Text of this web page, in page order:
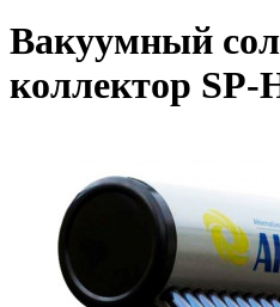
Вакуумный
коллектор SP-